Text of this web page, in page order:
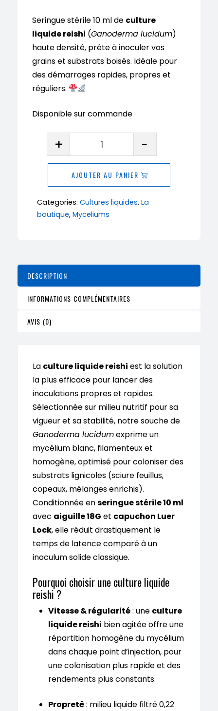
Seringue stérile 10 ml de culture
liquide reishi (Ganoderma lucidum)
haute densité, prête à inoculer vos
grains et substrats boisés. Idéale pour
des démarrages rapides, propres et
réguliers.
Disponible sur commande
Culture
liquide
(Ganoderma
AJOUTER AU PANIER
Categories: Cultures liquides, La
boutique, Myceliums
DESCRIPTION
INFORMATIONS COMPLÉMENTAIRES
AVIS (0)
La culture liquide reishi est la solution
la plus efficace pour lancer des
inoculations propres et rapides.
Sélectionnée sur milieu nutritif pour sa
vigueur et sa stabilité, notre souche de
Ganoderma lucidumexprime un
mycélium blanc, filamenteux et
homogène, optimisé pour coloniser des
substrats lignicoles (sciure feuillus,
copeaux, mélanges enrichis).
Conditionnée enseringue stérile 10 ml
avec aiguille 18G et capuchon Luer
Lock, elle réduit drastiquement le
temps de latence comparé à un
inoculum solide classique.
Pourquoi choisir une culture liquide
reishi ?
Vitesse & régularité: une culture
liquide reishi bien agitée offre une
répartition homogène du mycélium
dans chaque point d’injection, pour
une colonisation plus rapide et des
rendements plus constants.
Propreté: milieu liquide filtré 0,22